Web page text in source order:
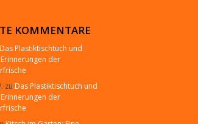
KOMMENTARE
Das Plastiktischtuch und
der
zu Das Plastiktischtuch und
der